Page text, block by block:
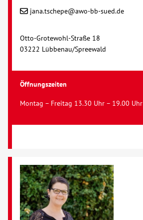
jana.tschepe@awo-bb-sued.de
Otto-Grotewohl-Straße 18
03222 Lübbenau/Spreewald
Öffnungszeiten
Montag – Freitag 13.30 Uhr – 19.00 Uhr